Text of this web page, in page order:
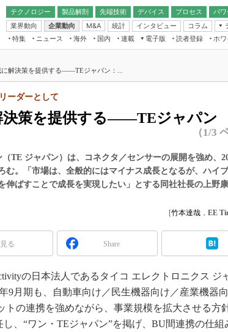
テクノロジー 製品解剖
先端技術
ネルギー
デバイス
アナログ
マイコン
FPGA
プロセス パワ
無線
業界動向
企業動向 M&A 統計 インタビュー コラム
フィジカルAI
読者調査（EE Times Research）
IoT
電源設計（EDN Japan）
特集 ニュース 海外 国内
連載
田昭のデバイス通信
湯之上隆のナノフォーカス
山聡の業界スコープ
大原雄介のエレ・組み込みプレイバ
タイア直前エンジニアの社会人大
学漂流記
界を「数字」で回してみよう
の10年で起こったこと、次の10年
で起こること
伝送技術を知る
“異端児エンジニア”が仕掛けた社内
革、執念の180日
ノベーションは日本を救うのか
電子版
電子ブックレット
読者登録 ホ
解決策を提供する――TEジャパン：...
決策を提供する――TEジャパン
ーダーとして
（1/3
TE ジャパン）は、コネクタ／センサーの展開を強め、
む。「市場は、全般的にはマイナス成長となるが、ハイ
伸ばすことで成長を実現したい」とする同社社長の上野
[竹本達哉 ， EE
見る Share
の日本法人であるタイコ エレクトロニクス ジ
9月期も、自動車向け／民生機器向け／産業機器
トの連携を強めながら、事業規模を拡大させる方
、“ワン・TEジャパン”を掲げ、BU間連携の仕組